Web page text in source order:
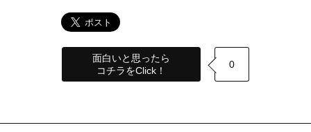
面白いと思ったら
コチラをClick！
0